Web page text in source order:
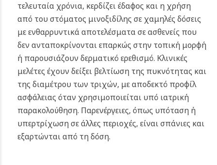
τελευταία χρόνια, κερδίζει έδαφος και η χρήση
από του στόματος μινοξιδίλης σε χαμηλές δόσεις
με ενθαρρυντικά αποτελέσματα σε ασθενείς που
δεν ανταποκρίνονται επαρκώς στην τοπική μορφή
ή παρουσιάζουν δερματικό ερεθισμό. Κλινικές
μελέτες έχουν δείξει βελτίωση της πυκνότητας και
της διαμέτρου των τριχών, με αποδεκτό προφίλ
ασφάλειας όταν χρησιμοποιείται υπό ιατρική
παρακολούθηση. Παρενέργειες, όπως υπόταση ή
υπερτρίχωση σε άλλες περιοχές, είναι σπάνιες και
εξαρτώνται από τη δόση.